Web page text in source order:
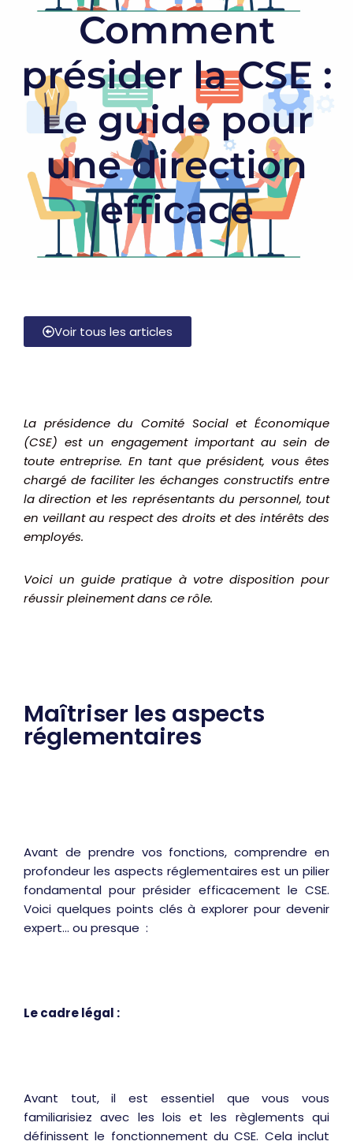
Comment
présider la CSE :
Le guide pour
une direction
efficace
Voir tous les articles
La présidence du Comité Social et Économique
(CSE) est un engagement important au sein de
toute entreprise. En tant que président, vous êtes
chargé de faciliter les échanges constructifs entre
la direction et les représentants du personnel, tout
en veillant au respect des droits et des intérêts des
employés.
Voici un guide pratique à votre disposition pour
réussir pleinement dans ce rôle.
Maîtriser les aspects
réglementaires
Avant de prendre vos fonctions, comprendre en
profondeur les aspects réglementaires est un pilier
fondamental pour présider efficacement le CSE.
Voici quelques points clés à explorer pour devenir
expert… ou presque :
Le cadre légal :
Avant tout, il est essentiel que vous vous
familiarisiez avec les lois et les règlements qui
définissent le fonctionnement du CSE. Cela inclut